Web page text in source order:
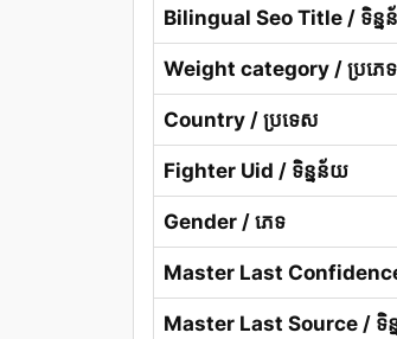
Bilingual Seo Title / ទិន្
Weight category / ប្រភេទ
Country / ប្រទេស
Fighter Uid / ទិន្នន័យ
Gender / ភេទ
Master Last
Master Last Source / ទិ